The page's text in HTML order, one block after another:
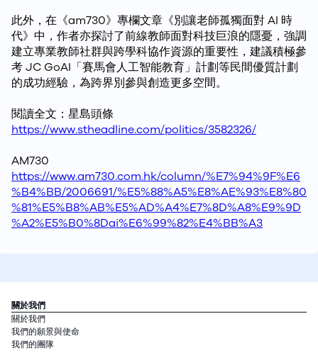
此外，在《am730》專欄文章《別讓老師孤獨面對 AI 時
代》中，作者亦探討了前線教師面對科技巨浪的隱憂，強調
建立專業教師社群與跨學科協作資源的重要性，建議積極參
考 JC GoAI「賽馬會人工智能教育」計劃等民間優質計劃
的成功經驗，為跨界別參與創造更多空間。
閱讀全文：星島頭條
https://www.stheadline.com/politics/3582326/
AM730
https://www.am730.com.hk/column/%E7%94%9F%E6
%B4%BB/2006691/%E5%88%A5%E8%AE%93%E8%80
%81%E5%B8%AB%E5%AD%A4%E7%8D%A8%E9%9D
%A2%E5%B0%8Dai%E6%99%82%E4%BB%A3
關於我們
關於我們
我們的願景與使命
我們的團隊